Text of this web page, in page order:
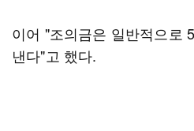
이어 "조의금은 일반적으로
낸다"고 했다.